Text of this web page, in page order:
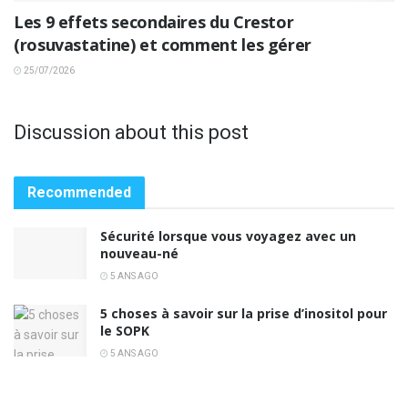
Les 9 effets secondaires du Crestor
(rosuvastatine) et comment les gérer
25/07/2026
Discussion about this post
Recommended
Sécurité lorsque vous voyagez avec un
nouveau-né
5 ANS AGO
5 choses à savoir sur la prise d’inositol pour
le SOPK
5 ANS AGO